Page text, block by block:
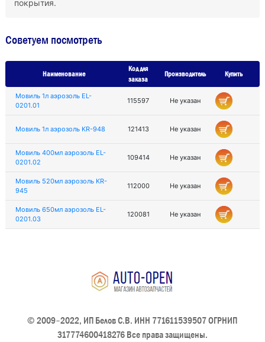
покрытия.
Советуем посмотреть
Наименование
Код для
заказа
Производитель Купить
Мовиль 1л аэрозоль EL-
0201.01
115597 Не указан
Мовиль 1л аэрозоль KR-948 121413 Не указан
Мовиль 400мл аэрозоль EL-
0201.02
109414 Не указан
Мовиль 520мл аэрозоль KR-
945
112000 Не указан
Мовиль 650мл аэрозоль EL-
0201.03
120081 Не указан
© 2009–2022, ИП Белов С.В. ИНН 771611539507 ОГРНИП
317774600418276 Все права защищены.